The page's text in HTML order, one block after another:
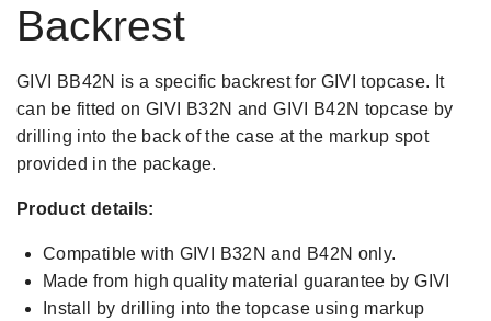
Backrest
GIVI BB42N is a specific backrest for GIVI topcase. It
can be fitted on GIVI B32N and GIVI B42N topcase by
drilling into the back of the case at the markup spot
provided in the package.
Product details:
Compatible with GIVI B32N and B42N only.
Made from high quality material guarantee by GIVI
Install by drilling into the topcase using markup